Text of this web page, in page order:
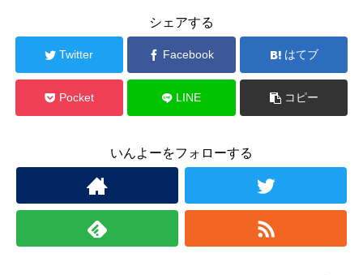
シェアする
Twitter Facebook はてブ
Pocket LINE コピー
いんよーをフォローする